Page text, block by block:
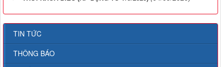
TIN TỨC
THÔNG BÁO